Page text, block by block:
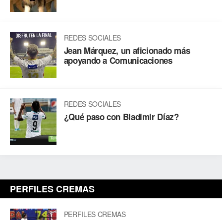
REDES SOCIALES
Jean Márquez, un aficionado más
apoyando a Comunicaciones
REDES SOCIALES
¿Qué paso con Bladimir Díaz?
PERFILES CREMAS
PERFILES CREMAS